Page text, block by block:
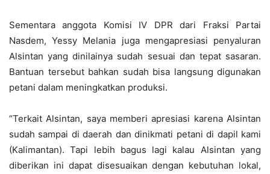
Sementara anggota Komisi IV DPR dari Fraksi Partai
Nasdem, Yessy Melania juga mengapresiasi penyaluran
Alsintan yang dinilainya sudah sesuai dan tepat sasaran.
Bantuan tersebut bahkan sudah bisa langsung digunakan
petani dalam meningkatkan produksi.
“Terkait Alsintan, saya memberi apresiasi karena Alsintan
sudah sampai di daerah dan dinikmati petani di dapil kami
(Kalimantan). Tapi lebih bagus lagi kalau Alsintan yang
diberikan ini dapat disesuaikan dengan kebutuhan lokal,